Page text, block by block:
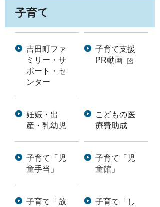
子育て
吉田町ファ
ミリー・サ
ポート・セ
ンター
子育て支援
PR動画
妊娠・出
産・乳幼児
こどもの医
療費助成
子育て「児
童手当」
子育て「児
童館」
子育て「放
子育て「し